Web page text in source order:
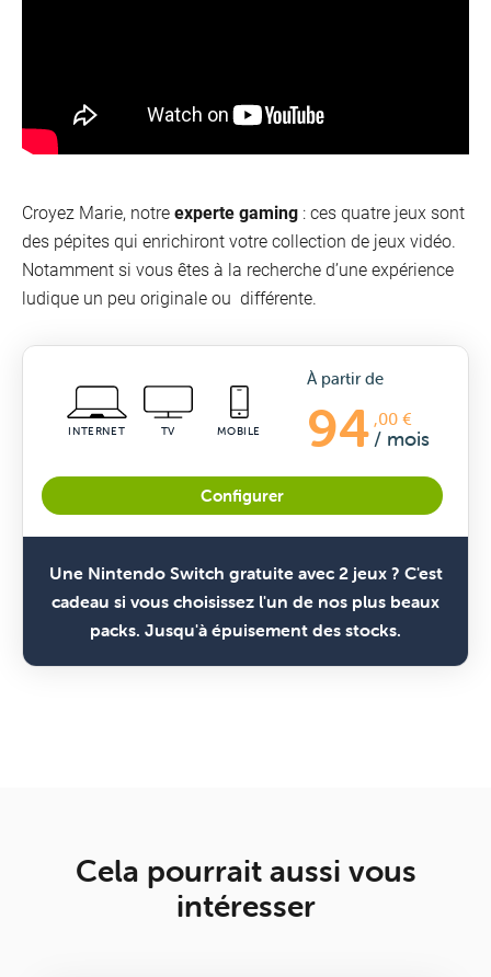
Croyez Marie, notreexperte gaming : ces quatre jeux sont
des pépites qui enrichiront votre collection de jeux vidéo.
Notamment si vous êtes à la recherche d’une expérience
ludique un peu originale ou différente.
INTERNET TV MOBILE
à partir de
94 ,00 €
/ mois
Configurer
Une Nintendo Switch gratuite avec 2 jeux ? C'est
cadeau si vous choisissez l'un de nos plus beaux
packs. Jusqu'à épuisement des stocks.
Cela pourrait aussi vous
intéresser